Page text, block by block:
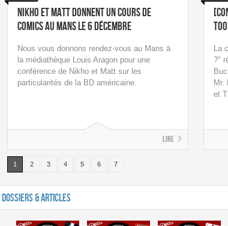
Nikho et Matt donnent un cours de
comics au Mans le 6 décembre
Nous vous donnons rendez-vous au Mans à
la médiathèque Louis Aragon pour une
conférence de Nikho et Matt sur les
particularités de la BD américaine.
Lire
La
?"
Mr.
et
1 2 3 4 5 6 7
DOSSIERS & ARTICLES